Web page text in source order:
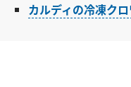
カルディの冷凍ク